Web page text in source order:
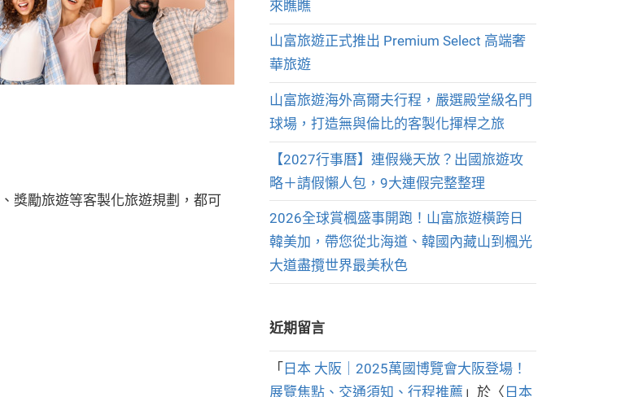
獎勵旅遊等客製化旅遊規劃，都可
來瞧瞧
山富旅遊正式推出 Premium Select 高端奢
華旅遊
山富旅遊海外高爾夫行程，嚴選殿堂級名門
球場，打造無與倫比的客製化揮桿之旅
【2027行事曆】連假幾天放？出國旅遊攻
略＋請假懶人包，9大連假完整整理
2026全球賞楓盛事開跑！山富旅遊橫跨日
韓美加，帶您從北海道、韓國內藏山到楓光
大道盡攬世界最美秋色
近期留言
「 日本 大阪｜2025萬國博覽會大阪登場！
展覽焦點、交通須知、行程推薦 」於〈 日本